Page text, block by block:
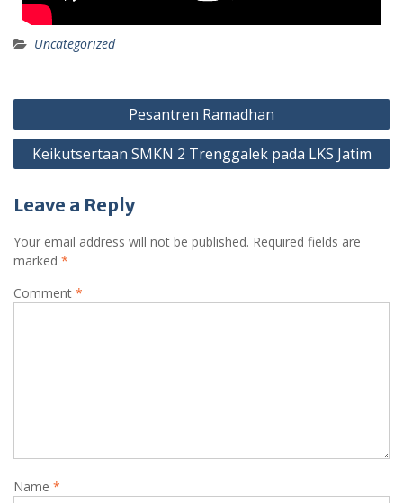
Uncategorized
Pesantren Ramadhan
Keikutsertaan SMKN 2 Trenggalek pada LKS Jatim
Leave a Reply
Your email address will not be published. Required fields are
marked *
Comment *
Name *